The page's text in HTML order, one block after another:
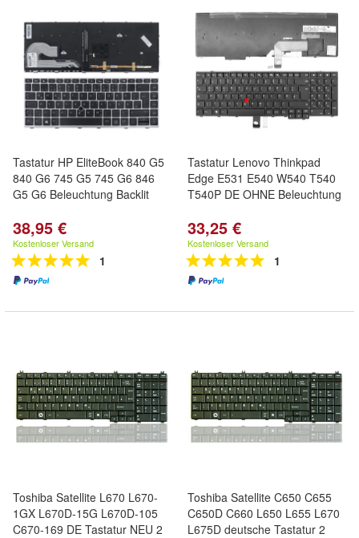
Tastatur HP EliteBook 840 G5
840 G6 745 G5 745 G6 846
G5 G6 Beleuchtung Backlit
38,95 €
Kostenloser Versand
1
Tastatur Lenovo Thinkpad
Edge E531 E540 W540 T540
T540P DE OHNE Beleuchtung
33,25 €
Kostenloser Versand
1
Toshiba Satellite L670 L670-
1GX L670D-15G L670D-105
C670-169 DE Tastatur NEU 2
Toshiba Satellite C650 C655
C650D C660 L650 L655 L670
L675D deutsche Tastatur 2